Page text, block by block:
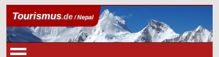
Tourismus.de/ Nepal